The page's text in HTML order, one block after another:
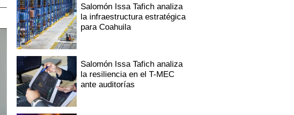
Salomón Issa Tafich analiza
la infraestructura estratégica
para Coahuila
Salomón Issa Tafich analiza
la resiliencia en el T-MEC
ante auditorías